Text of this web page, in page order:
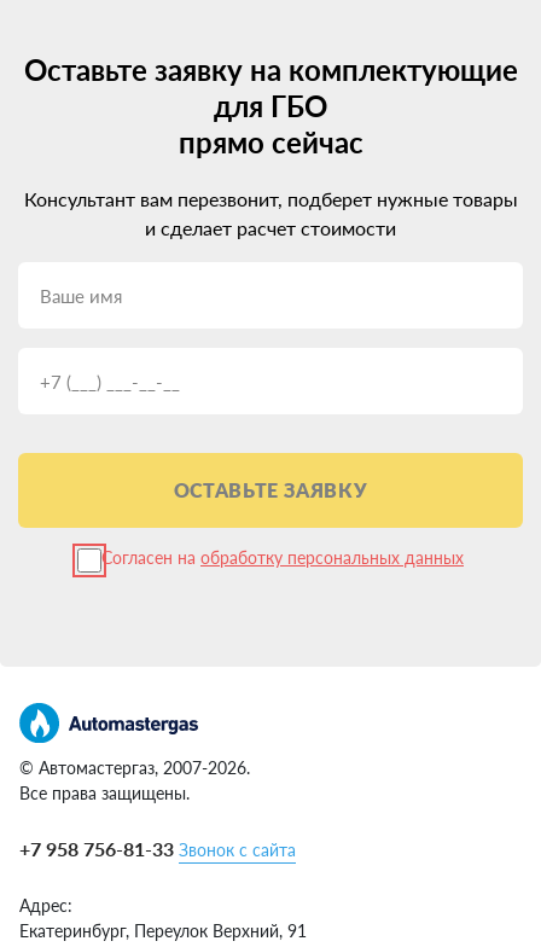
Оставьте заявку на комплектующие
для ГБО
прямо сейчас
Консультант вам перезвонит, подберет нужные товары
и сделает расчет стоимости
ОСТАВЬТЕ ЗАЯВКУ
Согласен на обработку персональных данных
© Автомастергаз, 2007-2026.
Все права защищены.
+7 958 756-81-33 Звонок с сайта
Адрес:
Екатеринбург, Переулок Верхний, 91